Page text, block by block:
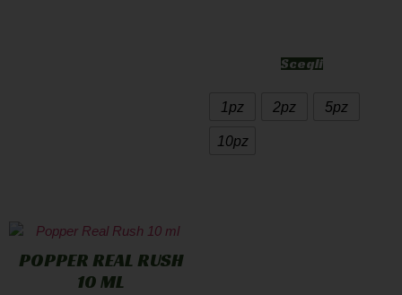
Scegli
1pz 2pz 5pz
10pz
POPPER REAL RUSH
10 ML